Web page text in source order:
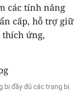
các tính năng
cấp, hỗ trợ giữ
ứng,
bị đầy đủ các trang bị